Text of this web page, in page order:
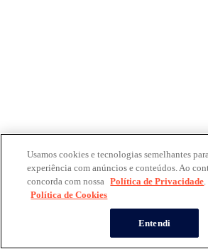
Usamos cookies e tecnologias semelhantes
experiência com anúncios e conteúdos. Ao
concorda com nossa Política de Privacidade
Política de Cookies
Entendi